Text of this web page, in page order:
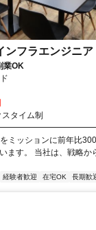
ンフラエンジニア
業OK
タイム制
景
ミッションに前年比
ます。 当社は、戦略か
経験者歓迎 在宅OK 長期歓